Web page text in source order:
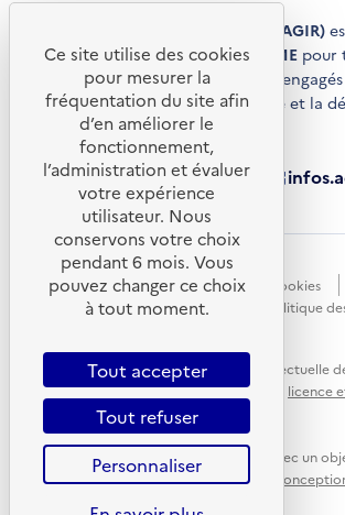
Agir pour la transition écologique (AGIR)
de conseils et de services de l'ADEME pour
acteurs économiques et territoires
contre le réchauffement climatique et la
ressources.
ademe.fr
S'ouvre
nouvelle
fenêtre
librairie.ademe.fr
S'ouvre
dans
une
nouvelle
fenêtre
ademe.fr/presse
S'ouvre
nouvelle
fenêtre
Accessibilité : non conforme
Données personnelles
Gestion des cookies
Mentions légales
Plan du site
Politique
dans
nouvelle
Sauf mention explicite de propriété intellectuelle
les contenus de ce site sont proposés sous licence
Ce site internet est pensé et développé avec un
d'écoconception.En savoir plus sur
Ce site utilise des cookies
pour mesurer la
fréquentation du site afin
d’en améliorer le
fonctionnement,
l’administration et évaluer
votre expérience
utilisateur. Nous
conservons votre choix
pendant 6 mois. Vous
pouvez changer ce choix
à tout moment.
Tout accepter
Tout refuser
Personnaliser